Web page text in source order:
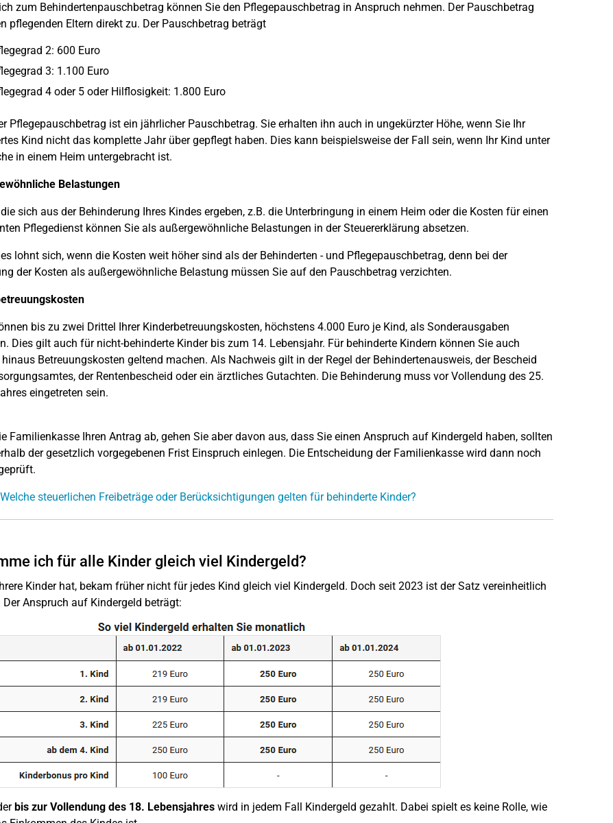
zum Behindertenpauschbetrag können Sie den Pflegepauschbetrag in Anspruch nehmen. Der Pauschbetrag
pflegenden Eltern direkt zu. Der Pauschbetrag beträgt
2: 600 Euro
3: 1.100 Euro
4 oder 5 oder Hilflosigkeit: 1.800 Euro
Pflegepauschbetrag ist ein jährlicher Pauschbetrag. Sie erhalten ihn auch in ungekürzter Höhe, wenn Sie Ihr
Kind nicht das komplette Jahr über gepflegt haben. Dies kann beispielsweise der Fall sein, wenn Ihr Kind unter
in einem Heim untergebracht ist.
Belastungen
sich aus der Behinderung Ihres Kindes ergeben, z.B. die Unterbringung in einem Heim oder die Kosten für einen
Pflegedienst können Sie als außergewöhnliche Belastungen in der Steuererklärung absetzen.
lohnt sich, wenn die Kosten weit höher sind als der Behinderten - und Pflegepauschbetrag, denn bei der
der Kosten als außergewöhnliche Belastung müssen Sie auf den Pauschbetrag verzichten.
bis zu zwei Drittel Ihrer Kinderbetreuungskosten, höchstens 4.000 Euro je Kind, als Sonderausgaben
Dies gilt auch für nicht-behinderte Kinder bis zum 14. Lebensjahr. Für behinderte Kindern können Sie auch
Betreuungskosten geltend machen. Als Nachweis gilt in der Regel der Behindertenausweis, der Bescheid
der Rentenbescheid oder ein ärztliches Gutachten. Die Behinderung muss vor Vollendung des 25.
eingetreten sein.
Familienkasse Ihren Antrag ab, gehen Sie aber davon aus, dass Sie einen Anspruch auf Kindergeld haben, sollten
der gesetzlich vorgegebenen Frist Einspruch einlegen. Die Entscheidung der Familienkasse wird dann noch
steuerlichen Freibeträge oder Berücksichtigungen gelten für behinderte Kinder?
ich für alle Kinder gleich viel Kindergeld?
Kinder hat, bekam früher nicht für jedes Kind gleich viel Kindergeld. Doch seit 2023 ist der Satz vereinheitlich
Der Anspruch auf Kindergeld beträgt:
bis zur Vollendung des 18. Lebensjahreswird in jedem Fall Kindergeld gezahlt. Dabei spielt es keine Rolle, wie